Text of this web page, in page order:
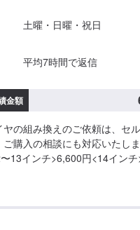
土曜・日曜・祝日
平均7時間で返信
金額
ヤの組み換えのご依頼は、セ
ご購入の相談にも対応いたし
13インチ>6,600円<14イン